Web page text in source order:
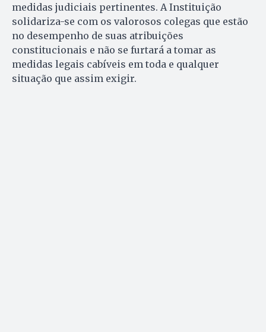
medidas judiciais pertinentes. A Instituição
solidariza-se com os valorosos colegas que estão
no desempenho de suas atribuições
constitucionais e não se furtará a tomar as
medidas legais cabíveis em toda e qualquer
situação que assim exigir.